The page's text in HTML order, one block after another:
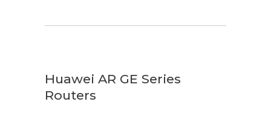
Huawei AR GE Series
Routers